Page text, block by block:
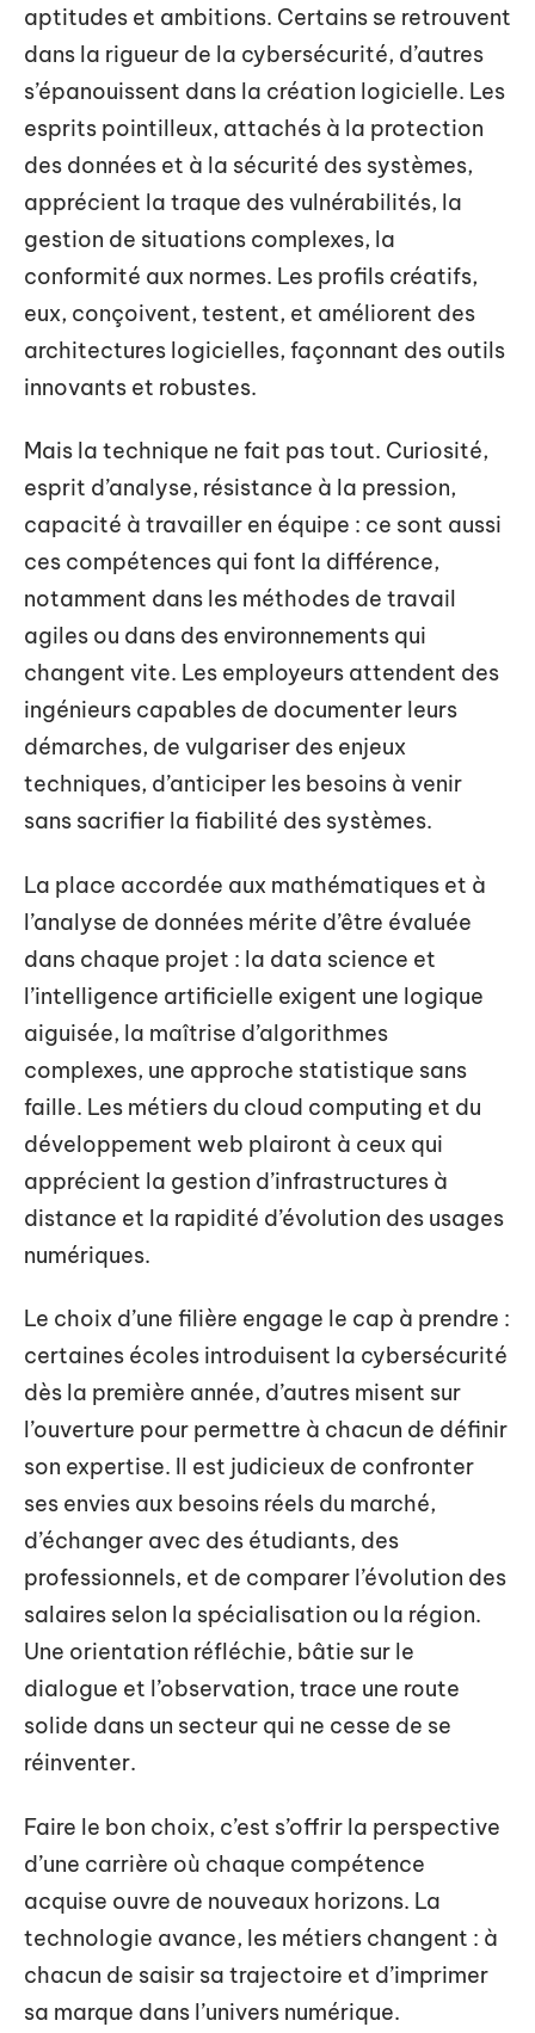
aptitudes et ambitions. Certains se retrouvent
dans la rigueur de la cybersécurité, d’autres
s’épanouissent dans la création logicielle. Les
esprits pointilleux, attachés à la protection
des données et à la sécurité des systèmes,
apprécient la traque des vulnérabilités, la
gestion de situations complexes, la
conformité aux normes. Les profils créatifs,
eux, conçoivent, testent, et améliorent des
architectures logicielles, façonnant des outils
innovants et robustes.
Mais la technique ne fait pas tout. Curiosité,
esprit d’analyse, résistance à la pression,
capacité à travailler en équipe : ce sont aussi
ces compétences qui font la différence,
notamment dans les méthodes de travail
agiles ou dans des environnements qui
changent vite. Les employeurs attendent des
ingénieurs capables de documenter leurs
démarches, de vulgariser des enjeux
techniques, d’anticiper les besoins à venir
sans sacrifier la fiabilité des systèmes.
La place accordée aux mathématiques et à
l’analyse de données mérite d’être évaluée
dans chaque projet : la data science et
l’intelligence artificielle exigent une logique
aiguisée, la maîtrise d’algorithmes
complexes, une approche statistique sans
faille. Les métiers du cloud computing et du
développement web plairont à ceux qui
apprécient la gestion d’infrastructures à
distance et la rapidité d’évolution des usages
numériques.
Le choix d’une filière engage le cap à prendre :
certaines écoles introduisent la cybersécurité
dès la première année, d’autres misent sur
l’ouverture pour permettre à chacun de définir
son expertise. Il est judicieux de confronter
ses envies aux besoins réels du marché,
d’échanger avec des étudiants, des
professionnels, et de comparer l’évolution des
salaires selon la spécialisation ou la région.
Une orientation réfléchie, bâtie sur le
dialogue et l’observation, trace une route
solide dans un secteur qui ne cesse de se
réinventer.
Faire le bon choix, c’est s’offrir la perspective
d’une carrière où chaque compétence
acquise ouvre de nouveaux horizons. La
technologie avance, les métiers changent : à
chacun de saisir sa trajectoire et d’imprimer
sa marque dans l’univers numérique.